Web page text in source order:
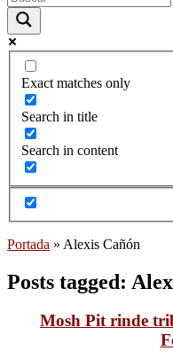
Exact matches only
Search in title
Search in content
Portada » Alexis Cañón
Posts tagged:
Mosh Pit rinde